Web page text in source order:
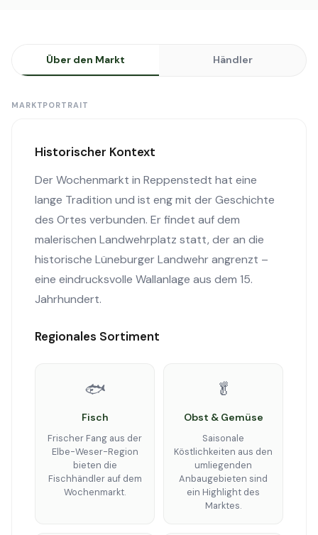
Über den Markt Händler
MARKTPORTRAIT
Historischer Kontext
Der Wochenmarkt in Reppenstedt hat eine
lange Tradition und ist eng mit der Geschichte
des Ortes verbunden. Er findet auf dem
malerischen Landwehrplatz statt, der an die
historische Lüneburger Landwehr angrenzt –
eine eindrucksvolle Wallanlage aus dem 15.
Jahrhundert.
Regionales Sortiment
🐟
Fisch
Frischer Fang aus der
Elbe-Weser-Region
bieten die
Fischhändler auf dem
Wochenmarkt.
🥬
Obst & Gemüse
Saisonale
Köstlichkeiten aus den
umliegenden
Anbaugebieten sind
ein Highlight des
Marktes.